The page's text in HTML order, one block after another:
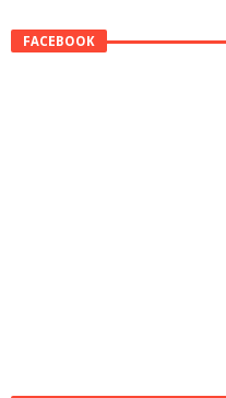
FACEBOOK